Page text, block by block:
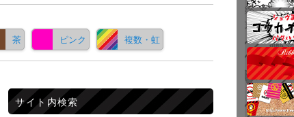
茶 ピンク 複数・虹
サイト内検索